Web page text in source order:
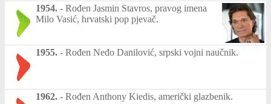
1954. - Rođen Jasmin Stavros, pravog imena
Milo Vasić, hrvatski pop pjevač.
1955. - Rođen Neđo Danilović, srpski vojni naučnik.
1962. - Rođen Anthony Kiedis, američki glazbenik.